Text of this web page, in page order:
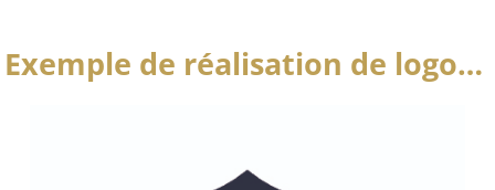
Exemple de réalisation de logo…